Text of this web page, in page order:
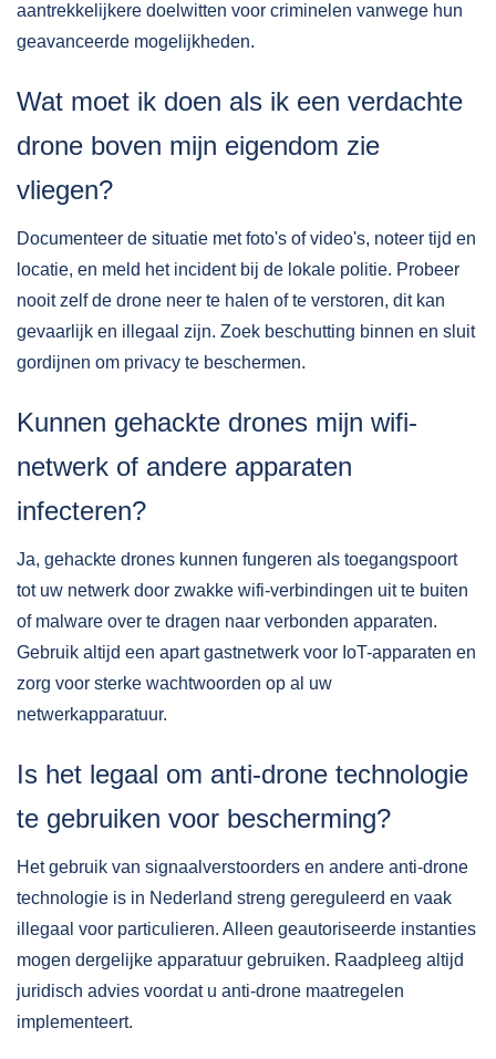
aantrekkelijkere doelwitten voor criminelen vanwege hun
geavanceerde mogelijkheden.
Wat moet ik doen als ik een verdachte
drone boven mijn eigendom zie
vliegen?
Documenteer de situatie met foto's of video's, noteer tijd en
locatie, en meld het incident bij de lokale politie. Probeer
nooit zelf de drone neer te halen of te verstoren, dit kan
gevaarlijk en illegaal zijn. Zoek beschutting binnen en sluit
gordijnen om privacy te beschermen.
Kunnen gehackte drones mijn wifi-
netwerk of andere apparaten
infecteren?
Ja, gehackte drones kunnen fungeren als toegangspoort
tot uw netwerk door zwakke wifi-verbindingen uit te buiten
of malware over te dragen naar verbonden apparaten.
Gebruik altijd een apart gastnetwerk voor IoT-apparaten en
zorg voor sterke wachtwoorden op al uw
netwerkapparatuur.
Is het legaal om anti-drone technologie
te gebruiken voor bescherming?
Het gebruik van signaalverstoorders en andere anti-drone
technologie is in Nederland streng gereguleerd en vaak
illegaal voor particulieren. Alleen geautoriseerde instanties
mogen dergelijke apparatuur gebruiken. Raadpleeg altijd
juridisch advies voordat u anti-drone maatregelen
implementeert.